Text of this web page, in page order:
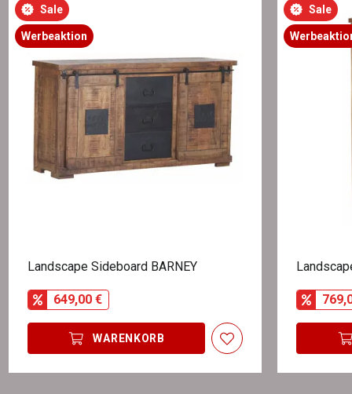
Sale
Werbeaktion
Landscape Sideboard BARNEY
649,00 €
WARENKORB
Sale